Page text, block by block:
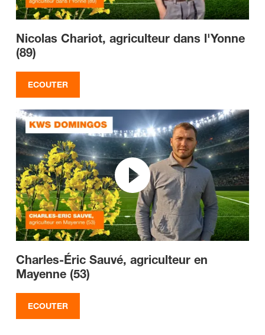
Nicolas Chariot, agriculteur dans l'Yonne
(89)
ECOUTER
Charles-Éric Sauvé, agriculteur en
Mayenne (53)
ECOUTER